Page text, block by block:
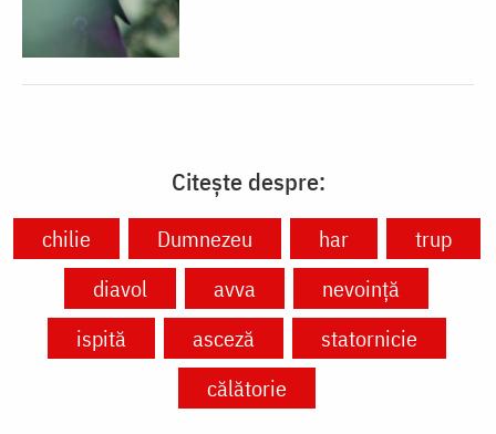
Citește despre:
chilie Dumnezeu har
trup
diavol
avva
nevoință
ispită
asceză
statornicie
călătorie